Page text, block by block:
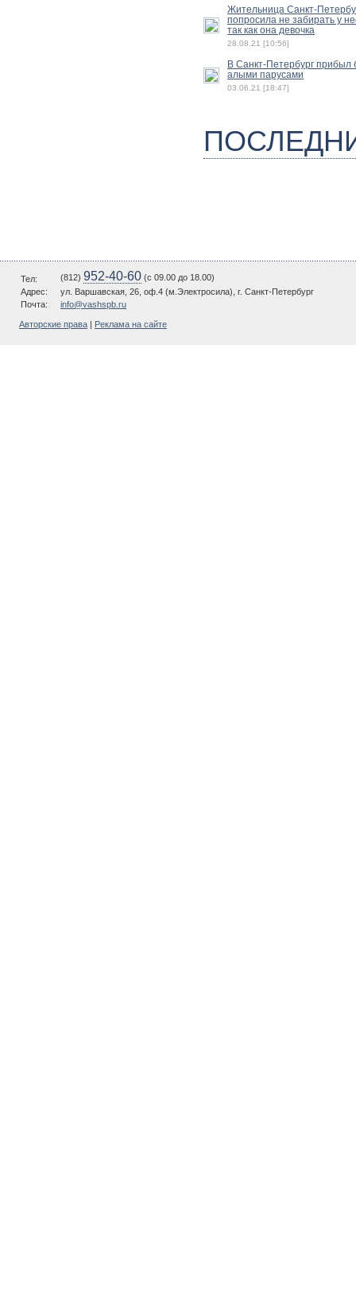
Жительница Санкт-
попросила не забирать у
так как она девочка
28.08.21 [10:56]
В Санкт-Петербург прибыл
алыми парусами
03.06.21 [18:47]
Тел: (812) 952-40-60 (c 09.00 до 18.00)
Адрес:
ул. Варшавская, 26, оф.4 (м.Электросила), г. Санкт-Петербург
Почта:
info@vashspb.ru
Авторские права Реклама на сайте